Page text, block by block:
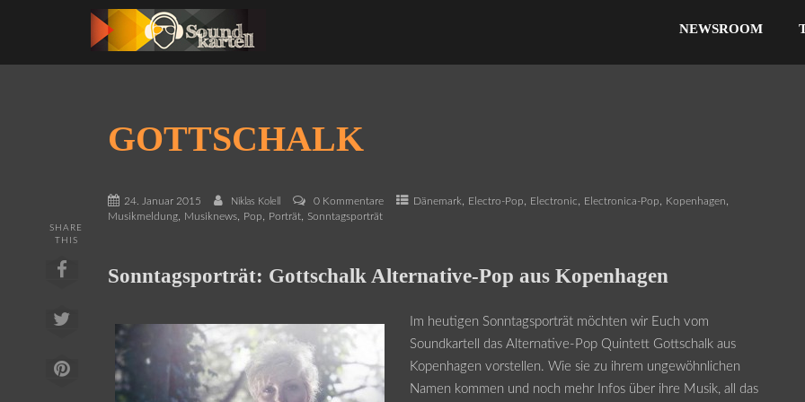
NEWSROOM
GOTTSCHALK
24. Januar 2015 Niklas Kolell 0 Kommentare Dänemark, Electro-Pop, Electronic, Electronica-Pop, Kopenhagen,
Musikmeldung, Musiknews, Pop, Porträt, Sonntagsporträt
SHARE
THIS
Sonntagsporträt: Gottschalk Alternative-Pop aus Kopenhagen
Im heutigen Sonntagsporträt möchten wir Euch vom
Soundkartell das Alternative-Pop Quintett Gottschalk aus
Kopenhagen vorstellen. Wie sie zu ihrem ungewöhnlichen
Namen kommen und noch mehr Infos über ihre Musik, all das